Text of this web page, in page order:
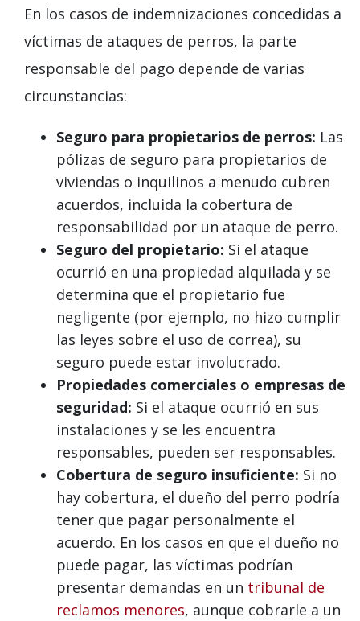
En los casos de indemnizaciones concedidas a
víctimas de ataques de perros, la parte
responsable del pago depende de varias
circunstancias:
Seguro para propietarios de perros: Las
pólizas de seguro para propietarios de
viviendas o inquilinos a menudo cubren
acuerdos, incluida la cobertura de
responsabilidad por un ataque de perro.
Seguro del propietario: Si el ataque
ocurrió en una propiedad alquilada y se
determina que el propietario fue
negligente (por ejemplo, no hizo cumplir
las leyes sobre el uso de correa), su
seguro puede estar involucrado.
Propiedades comerciales o empresas de
seguridad: Si el ataque ocurrió en sus
instalaciones y se les encuentra
responsables, pueden ser responsables.
Cobertura de seguro insuficiente: Si no
hay cobertura, el dueño del perro podría
tener que pagar personalmente el
acuerdo. En los casos en que el dueño no
puede pagar, las víctimas podrían
presentar demandas en un tribunal de
reclamos menores, aunque cobrarle a un